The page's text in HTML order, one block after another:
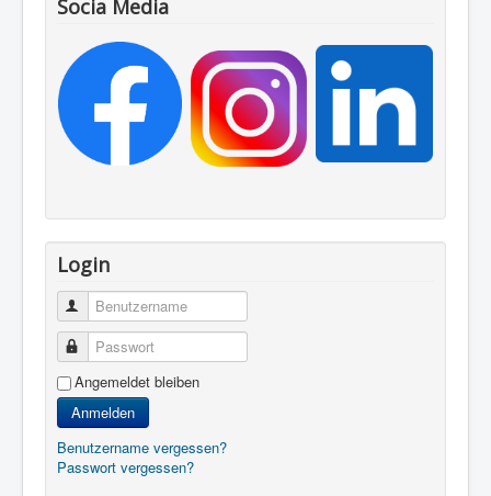
Socia Media
Login
Benutzername
Passwort
Angemeldet bleiben
Anmelden
Benutzername vergessen?
Passwort vergessen?